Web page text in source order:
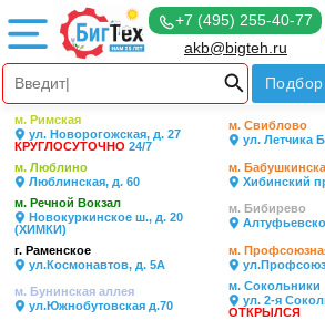
+7 (495) 255-40-77
akb@bigteh.ru
м. Римская
ул. Новорогожская, д. 27
КРУГЛОСУТОЧНО 24/7
м. Свиблово
ул. Летчика
м. Люблино
Люблинская, д. 60
м.
Хибинский
м. Речной Вокзал
Новокуркинское ш., д. 20
(ХИМКИ)
м. Бибирево
г. Раменское
ул.Космонавтов, д. 5А
м.
м. Бунинская аллея
ул.Южнобутовская д.70
м. Сокольники
ул. 2-я
ОТКРЫЛСЯ